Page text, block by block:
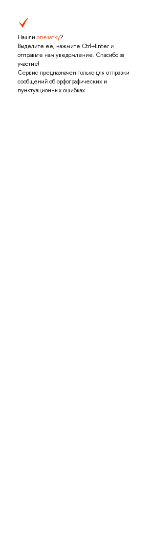
Нашли опечатку?
Выделите её, нажмите Ctrl+Enter и
отправьте нам уведомление. Спасибо за
участие!
Сервис предназначен только для отправки
сообщений об орфографических и
пунктуационных ошибках.